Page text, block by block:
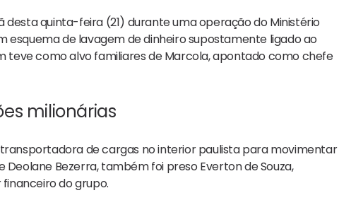
desta quinta-feira (21) durante uma operação do Ministério
esquema de lavagem de dinheiro supostamente ligado ao
teve como alvo familiares deMarcola, apontado como chefe
milionárias
de cargas no interior paulista para movimentar
Deolane Bezerra, também foi preso Everton de Souza,
do grupo.